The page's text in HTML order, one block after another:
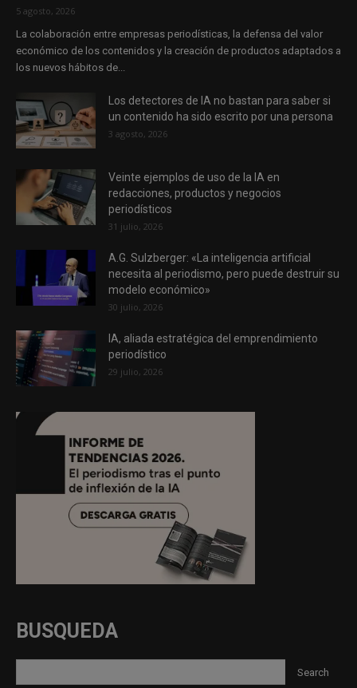
5 agosto, 2026
La colaboración entre empresas periodísticas, la defensa del valor
económico de los contenidos y la creación de productos adaptados a
los nuevos hábitos de...
Los detectores de IA no bastan para saber si
un contenido ha sido escrito por una persona
3 agosto, 2026
Veinte ejemplos de uso de la IA en
redacciones, productos y negocios
periodísticos
31 julio, 2026
A.G. Sulzberger: «La inteligencia artificial
necesita al periodismo, pero puede destruir su
modelo económico»
30 julio, 2026
IA, aliada estratégica del emprendimiento
periodístico
29 julio, 2026
BUSQUEDA